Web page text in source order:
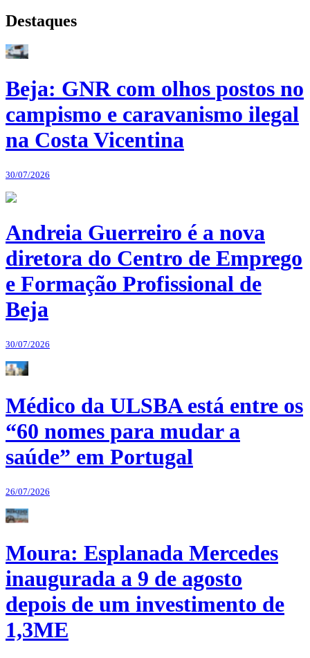
Destaques
Beja: GNR com olhos postos no
campismo e caravanismo ilegal
na Costa Vicentina
30/07/2026
Andreia Guerreiro é a nova
diretora do Centro de Emprego
e Formação Profissional de
Beja
30/07/2026
Médico da ULSBA está entre os
“60 nomes para mudar a
saúde” em Portugal
26/07/2026
Moura: Esplanada Mercedes
inaugurada a 9 de agosto
depois de um investimento de
1,3ME